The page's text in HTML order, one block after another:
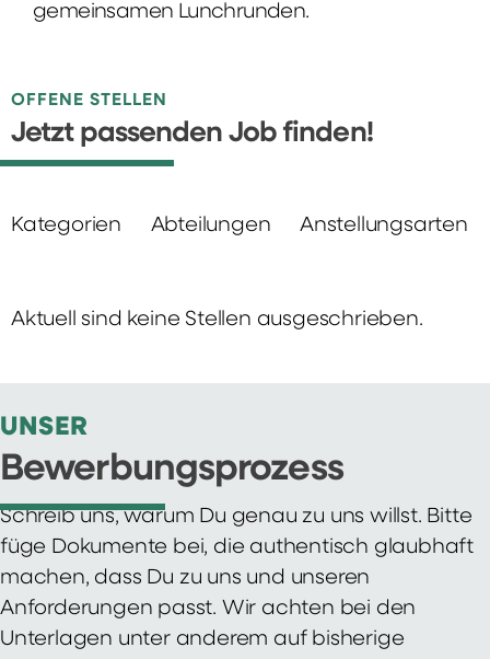
gemeinsamen Lunchrunden.
OFFENE STELLEN
Jetzt passenden Job finden!
Kategorien Abteilungen Anstellungsarten
Aktuell sind keine Stellen ausgeschrieben.
UNSER
Bewerbungsprozess
Schreib uns, warum Du genau zu uns willst. Bitte
füge Dokumente bei, die authentisch glaubhaft
machen, dass Du zu uns und unseren
Anforderungen passt. Wir achten bei den
Unterlagen unter anderem auf bisherige